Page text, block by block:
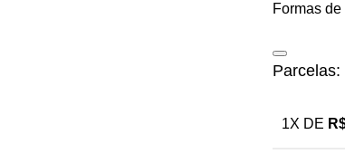
Formas
Parcelas:
1X DE